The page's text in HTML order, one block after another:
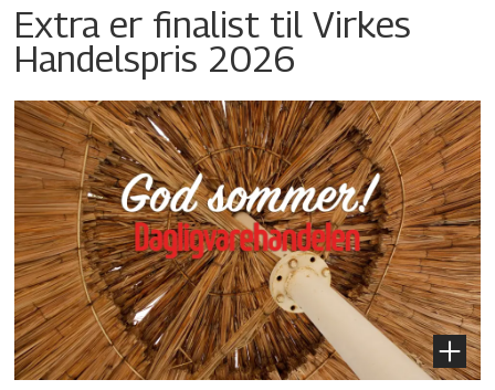
Extra er finalist til Virkes
Handelspris 2026